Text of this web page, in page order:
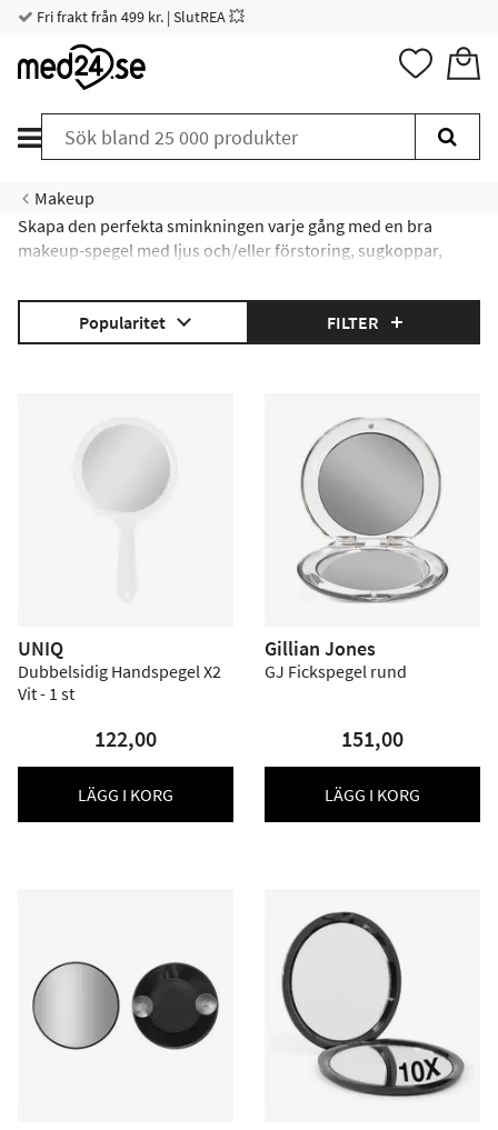
Fri frakt från 499 kr. | SlutREA 💥
Makeup
Skapa den perfekta sminkningen varje gång med en bra
makeup-spegel med ljus och/eller förstoring, sugkoppar,
som uppfyller dina behov - oavsett om det är en makeup-
spegel för badrummet, för ditt sminkbord eller för att ta med
på resan!
förstoring
Popularitet FILTER
UNIQ
Dubbelsidig Handspegel X2
Vit - 1 st
122,00
LÄGG I KORG
Gillian Jones
GJ Fickspegel rund
151,00
LÄGG I KORG